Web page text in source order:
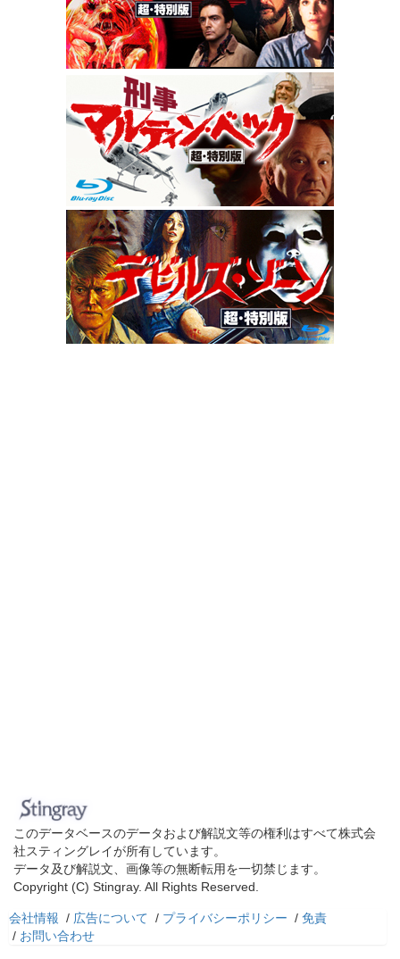
このデータベースのデータおよび解説文等の権利はすべて株式会
社スティングレイが所有しています。
データ及び解説文、画像等の無断転用を一切禁じます。
Copyright (C) Stingray. All Rights Reserved.
会社情報 / 広告について / プライバシーポリシー / 免責
/ お問い合わせ